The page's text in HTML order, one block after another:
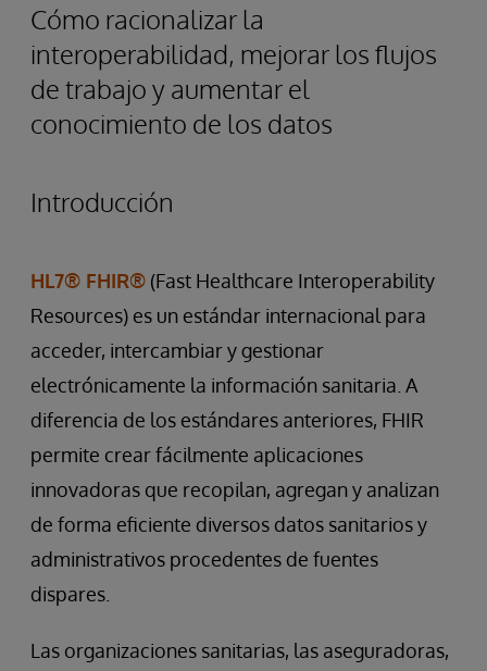
Cómo racionalizar la
interoperabilidad, mejorar los flujos
de trabajo y aumentar el
conocimiento de los datos
Introducción
HL7® FHIR® (Fast Healthcare Interoperability
Resources) es un estándar internacional para
acceder, intercambiar y gestionar
electrónicamente la información sanitaria. A
diferencia de los estándares anteriores, FHIR
permite crear fácilmente aplicaciones
innovadoras que recopilan, agregan y analizan
de forma eficiente diversos datos sanitarios y
administrativos procedentes de fuentes
dispares.
Las organizaciones sanitarias, las aseguradoras,